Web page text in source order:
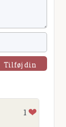
Tilføj din
1